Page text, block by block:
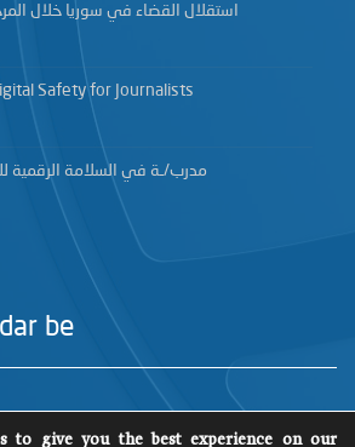
استقلال القضاء في سوريا خلال
Safety for Journalists
مدرب/ـة في السلامة الرقمية
be
to give you the best experience on our